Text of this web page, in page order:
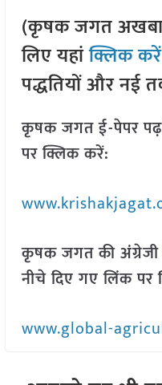
(कृषक जगत
लिए यहांक्लिक करें
पद्धतियों और नई
कृषक जगत ई-पेपर
पर क्लिक करें:
कृषक जगत की
नीचे दिए गए लिंक
www.global-